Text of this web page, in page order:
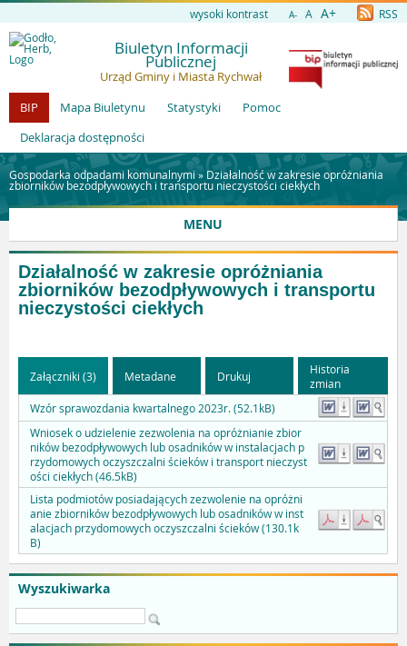
wysoki kontrast A- A A+ RSS
Biuletyn Informacji
Publicznej
Urząd Gminy i Miasta Rychwał
BIP
Mapa Biuletynu Statystyki
Pomoc
Deklaracja dostępności
Gospodarka odpadami komunalnymi » Działalność w zakresie opróżniania
zbiorników bezodpływowych i transportu nieczystości ciekłych
MENU
Wyszukiwarka
Działalność w zakresie opróżniania
zbiorników bezodpływowych i transportu
nieczystości ciekłych
Załączniki (3) Metadane Drukuj
Historia
zmian
Wzór sprawozdania kwartalnego 2023r. (52.1kB)
Wniosek o udzielenie zezwolenia na opróżnianie zbior
ników bezodpływowych lub osadników w instalacjach p
rzydomowych oczyszczalni ścieków i transport nieczyst
ości ciekłych (46.5kB)
Lista podmiotów posiadających zezwolenie na opróżni
anie zbiorników bezodpływowych lub osadników w inst
alacjach przydomowych oczyszczalni ścieków (130.1k
B)